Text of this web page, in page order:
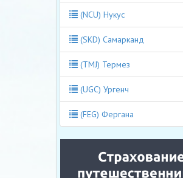
(NCU) Нукус
(SKD) Самарканд
(TMJ) Термез
(UGC) Ургенч
(FEG) Фергана